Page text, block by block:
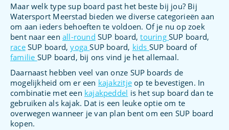
Maar welk type sup board past het beste bij jou? Bij
Watersport Meerstad bieden we diverse categorieën aan
om aan ieders behoeften te voldoen. Of je nu op zoek
bent naar een all-round SUP board,touringSUP board,
raceSUP board,yogaSUP board, kids SUP board of
familie SUP board, bij ons vind je het allemaal.
Daarnaast hebben veel van onze SUP boards de
mogelijkheid om er een kajakzitjeop te bevestigen. In
combinatie met een kajakpeddel is het sup board dan te
gebruiken als kajak. Dat is een leuke optie om te
overwegen wanneer je van plan bent om een SUP board
kopen.